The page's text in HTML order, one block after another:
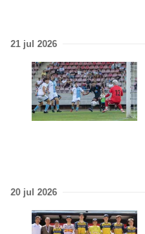
21 jul 2026
20 jul 2026